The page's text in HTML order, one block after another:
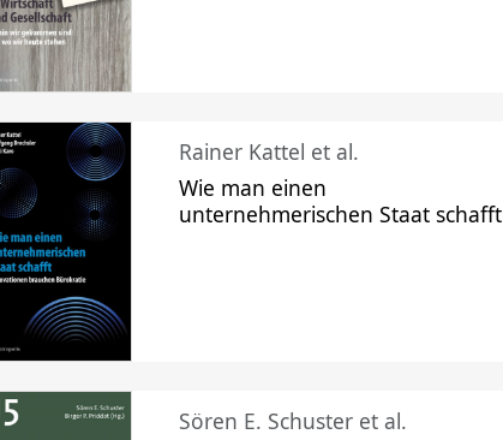
Rainer Kattel et al.
Wie man einen
unternehmerischen Staat schafft
Sören E. Schuster et al.